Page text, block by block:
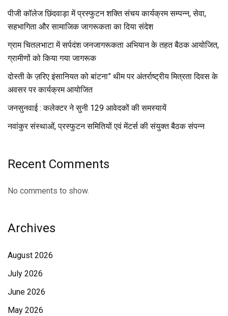
पीजी कॉलेज छिंदवाड़ा में प्रस्फुटन शक्ति संचय कार्यक्रम सम्पन्न, सेवा,
सहभागिता और सामाजिक जागरूकता का दिया संदेश
ग्राम चितलभाटा में सर्पदंश जनजागरूकता अभियान के तहत बैठक आयोजित,
ग्रामीणों को किया गया जागरूक
दोस्ती के ज़रिए इंसानियत को बांटना” थीम पर अंतर्राष्ट्रीय मित्रता दिवस के
अवसर पर कार्यक्रम आयोजित
जनसुनवाई : कलेक्टर ने सुनी 129 आवेदकों की समस्यायें
नवांकुर संस्थाओं, प्रस्फुटन समितियों एवं मेंटर्स की संयुक्त बैठक संपन्न
Recent Comments
No comments to show.
Archives
August 2026
July 2026
June 2026
May 2026